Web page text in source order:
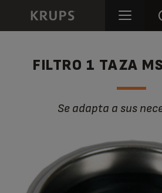
FILTRO 1 TAZA
Se adapta a sus